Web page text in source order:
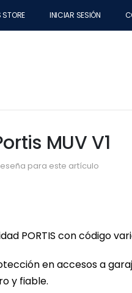
STORE INICIAR SESIÓN
MUV V1
para este artículo
PORTIS con código
en accesos a
y fiable.